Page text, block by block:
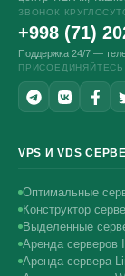
ЗВОНОК
+998 (71)
Поддержка 24/7 —
ПРИСОЕДИНЯЙТЕСЬ
VPS И VDS
Оптимальные
Конструктор
Выделенные
Аренда серверов
Аренда сервера